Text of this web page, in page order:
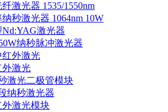
激光器 1535/1550nm
秒激光器 1064nm 10W
激光器
纳秒脉冲激光器
红外激光
外激光
激光二极管模块
纳秒激光器
激光模块